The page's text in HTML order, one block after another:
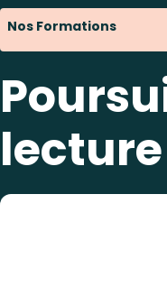
Nos Formations
lecture